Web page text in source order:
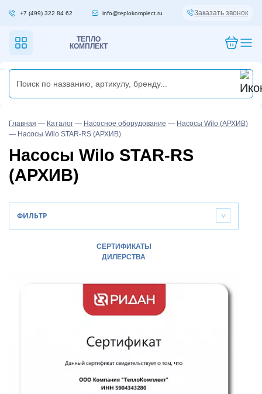
+7 (499) 322 84 62 info@teplokomplect.ru Заказать звонок
ТЕПЛО
КОМПЛЕКТ
Главная — Каталог — Насосное оборудование — Насосы Wilo (АРХИВ)
— Насосы Wilo STAR-RS (АРХИВ)
Насосы Wilo STAR-RS
(АРХИВ)
ФИЛЬТР >
СЕРТИФИКАТЫ
ДИЛЕРСТВА